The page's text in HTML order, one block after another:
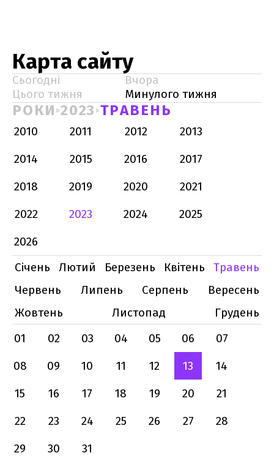
Карта сайту
Сьогодні
Вчора
Цього тижня
Минулого тижня
РОКИ 2023 ТРАВЕНЬ
2010 2011 2012
2013
2014
2015 2016
2017
2018
2019 2020
2021
2022
2023 2024
2025
2026
Січень
Лютий Березень Квітень
Травень
Червень
Липень Серпень
Вересень
Жовтень
Листопад
Грудень
01
02 03 04 05 06
07
08
09 10 11 12 13
14
15
16 17 18 19 20
21
22
23 24 25 26 27
28
29
30 31